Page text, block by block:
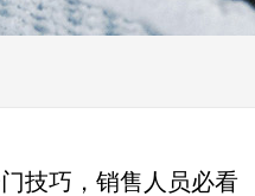
技巧，销售人员必看